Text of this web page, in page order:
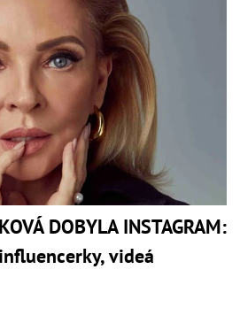
DOBYLA INSTAGRAM:
videá